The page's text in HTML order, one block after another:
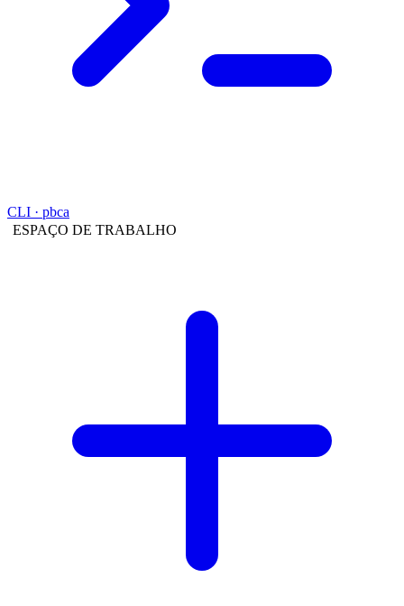
CLI · pbca
ESPAÇO DE TRABALHO